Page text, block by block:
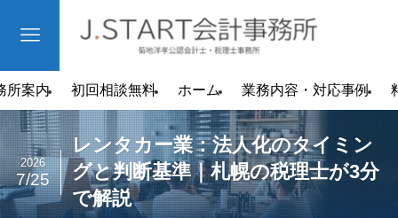
所案内 初回相談無料 ホーム 業務内容・対応事例
レンタカー業：法人化のタイミン
グと判断基準｜札幌の税理士が3分
で解説
2026
7/25